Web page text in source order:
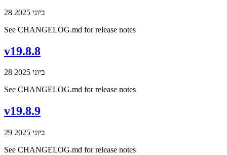
28 ביוני 2025
See CHANGELOG.md for release notes
v19.8.8
28 ביוני 2025
See CHANGELOG.md for release notes
v19.8.9
29 ביוני 2025
See CHANGELOG.md for release notes